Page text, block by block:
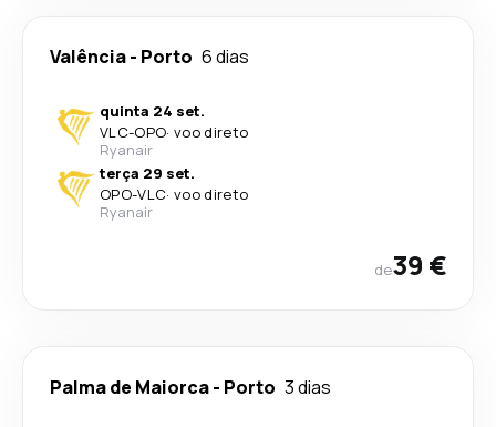
Valência- Porto 6 dias
quinta 24 set.
VLC-OPO· voo direto
Ryanair
terça 29 set.
OPO-VLC· voo direto
Ryanair
de39 €
Palma de Maiorca- Porto 3 dias